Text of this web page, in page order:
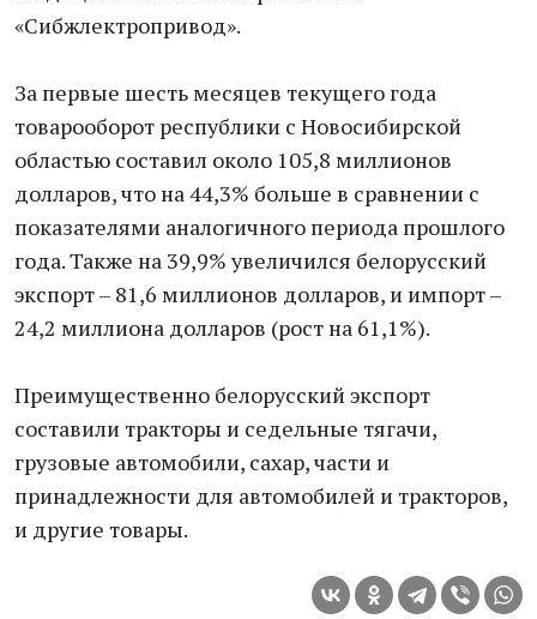
«Сибжлектропривод».
За первые шесть месяцев текущего года
товарооборот республики с Новосибирской
областью составил около 105,8 миллионов
долларов, что на 44,3% больше в сравнении с
показателями аналогичного периода прошлого
года. Также на 39,9% увеличился белорусский
экспорт – 81,6 миллионов долларов, и импорт –
24,2 миллиона долларов (рост на 61,1%).
Преимущественно белорусский экспорт
составили тракторы и седельные тягачи,
грузовые автомобили, сахар, части и
принадлежности для автомобилей и тракторов,
и другие товары.